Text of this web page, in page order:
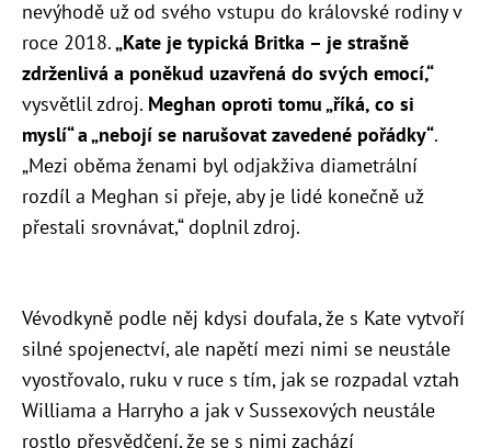
nevýhodě už od svého vstupu do královské rodiny v
roce 2018.„Kate je typická Britka – je strašně
zdrženlivá a poněkud uzavřená do svých emocí,“
vysvětlil zdroj. Meghan oproti tomu „říká, co si
myslí“ a „nebojí se narušovat zavedené pořádky“.
„Mezi oběma ženami byl odjakživa diametrální
rozdíl a Meghan si přeje, aby je lidé konečně už
přestali srovnávat,“ doplnil zdroj.
Vévodkyně podle něj kdysi doufala, že s Kate vytvoří
silné spojenectví, ale napětí mezi nimi se neustále
vyostřovalo, ruku v ruce s tím, jak se rozpadal vztah
Williama a Harryho a jak v Sussexových neustále
rostlo přesvědčení, že se s nimi zachází